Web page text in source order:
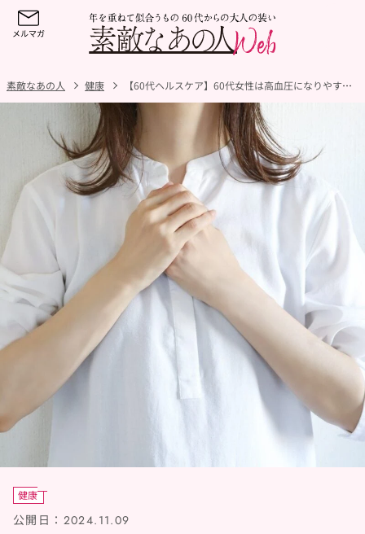
素敵なあの人 健康 【60代ヘルスケア】60代女性は高血圧になりやすい！？高血圧を改善する生活習慣4選
健康
公開日： 2024.11.09